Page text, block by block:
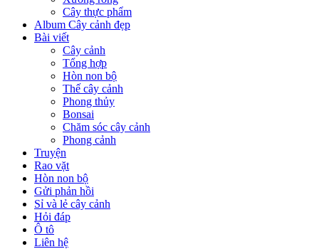
Cây thực phẩm
Album Cây cảnh đẹp
Bài viết
Cây cảnh
Tổng hợp
Hòn non bộ
Thế cây cảnh
Phong thủy
Bonsai
Chăm sóc cây cảnh
Phong cảnh
Truyện
Rao vặt
Hòn non bộ
Gửi phản hồi
Sỉ và lẻ cây cảnh
Hỏi đáp
Ô tô
Liên hệ